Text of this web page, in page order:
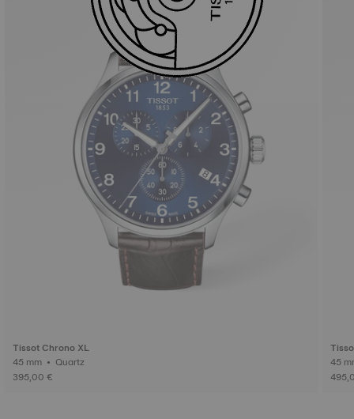
Tissot Chrono XL
45 mm • Quartz
395,00 €